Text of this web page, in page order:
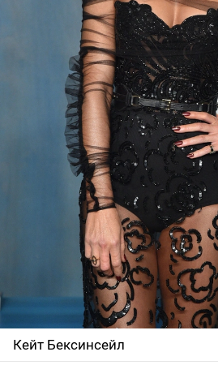
Кейт Бексинсейл